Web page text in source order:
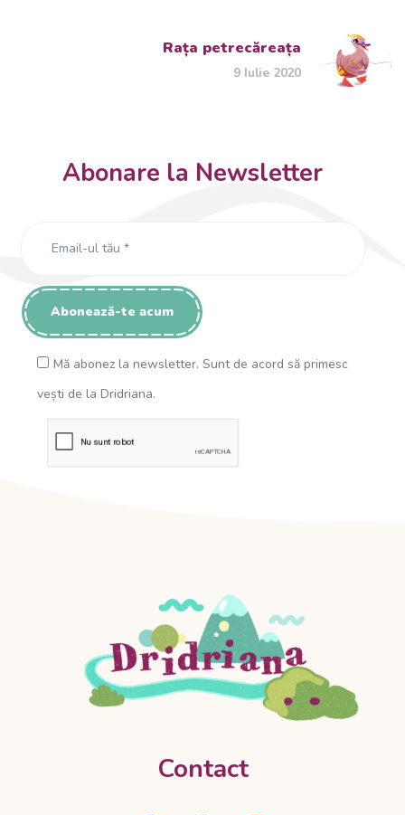
Rața petrecăreața
9 Iulie 2020
Abonare la Newsletter
Mă abonez la newsletter. Sunt de acord să primesc
vești de la Dridriana.
Contact